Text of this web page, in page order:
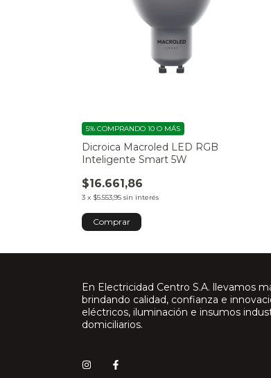
Dicroica Macroled LED RGB
Inteligente Smart 5W
$16.661,86
3 x $5.553,95 sin interés
5% COMPRANDO 10 O MÁS
En Electricidad Centro S.A. llevamos
brindando calidad, confianza e
eléctricos, iluminación e insumos
domiciliarios.